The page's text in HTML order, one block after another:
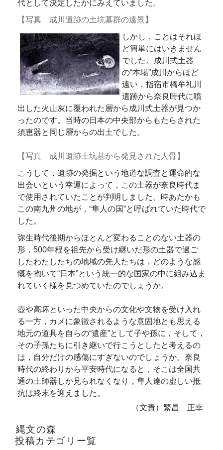
縄文の森
投稿カテゴリー覧
代として決定したかにみえていました。
【写真 成川遺跡の土坑墓群の遠景】
しかし，ことはそれほ
ど簡単にはいきません
でした。成川式土器
の“本場”成川からほど
遠い，指宿市橋牟礼川
遺跡から奈良時代に噴
出した火山灰に覆われた層から成川式土器が見つか
ったのです。当時の日本の中央部からもたらされた
須恵器と同じ層からの出土でした。
【写真 成川遺跡土坑墓から発見された人骨】
こうして，遺跡の発掘という地道な調査と運命的な
出会いという幸運によって，この土器が奈良時代ま
で使用されていたことが判明しました。時あたかも
この南九州の地が，“隼人の国”と呼ばれていた時代で
した。
弥生時代後期からほとんど変わることのない土器の
形，500年程を祖先から受け継いだ形の土器で過ご
したわたしたちの地域の先人たちは，どのような感
慨を抱いて“日本”という統一的な国家の中に組み込ま
れていく様を見つめていたのでしょうか。
壺や高坏といった中央からの文化や文物を受け入れ
る一方，カメに象徴されるような意固地とも思える
地元の道具を自らの“遺産”として子や孫に，そして，
その子孫たちに引き継いで行こうとしたと考えるの
は，自分だけの感傷にすぎないのでしょうか。奈良
時代の終わりから平安時代になると，そこは全国共
通の土師器しか見られなくなり，隼人達の虚しい抵
抗は終末を迎えました。
（文責）繁昌 正幸